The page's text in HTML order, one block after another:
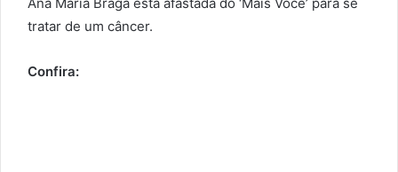
Ana Maria Braga está afastada do ‘Mais Você’ para se
tratar de um câncer.
Confira: